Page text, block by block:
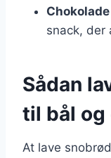
snack, der
Sådan
til bål og
At lave